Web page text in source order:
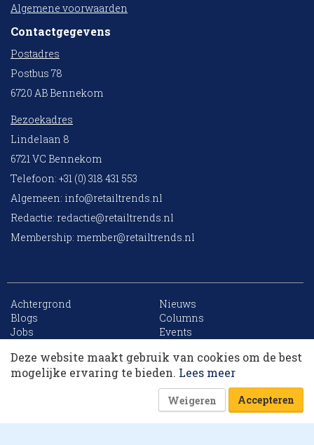
Algemene voorwaarden
Contactgegevens
Postadres
Postbus 78
6720 AB Bennekom
Bezoekadres
Lindelaan 8
6721 VC Bennekom
Telefoon: +31 (0) 318 431 553
Algemeen: info@retailtrends.nl
Redactie: redactie@retailtrends.nl
Membership: member@retailtrends.nl
Achtergrond
Nieuws
Blogs
Columns
Jobs
Events
Archief
Sitemap
Website is powered by
Deze website maakt gebruik van cookies om de best
mogelijke ervaring te bieden. Lees meer
Weigeren Accepteren
10 collega’s
Korting op events